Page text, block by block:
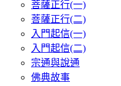
菩薩正行(一)
菩薩正行(二)
入門起信(一)
入門起信(二)
宗通與說通
佛典故事